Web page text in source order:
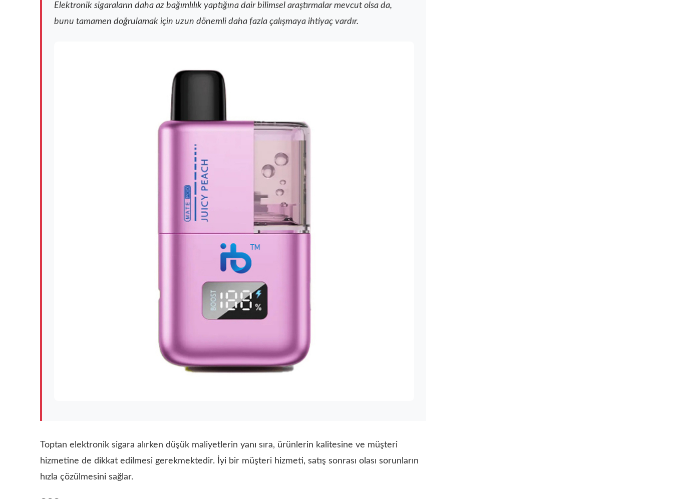
Elektronik sigaraların daha az bağımlılık yaptığına dair bilimsel araştırmalar mevcut olsa da,
bunu tamamen doğrulamak için uzun dönemli daha fazla çalışmaya ihtiyaç vardır.
Toptan elektronik sigara alırken düşük maliyetlerin yanı sıra, ürünlerin kalitesine ve müşteri
hizmetine de dikkat edilmesi gerekmektedir. İyi bir müşteri hizmeti, satış sonrası olası sorunların
hızla çözülmesini sağlar.